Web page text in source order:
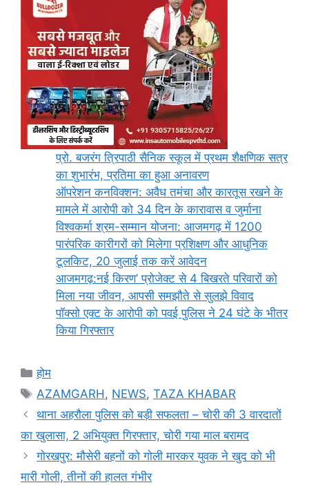
प्रो. बजरंग त्रिपाठी सैनिक स्कूल में प्रथम शैक्षणिक सत्र
का शुभारंभ, प्रतिमा का हुआ अनावरण
ऑपरेशन कनविक्शन: अवैध तमंचा और कारतूस रखने के
मामले में आरोपी को 34 दिन के कारावास व जुर्माना
विश्वकर्मा श्रम-सम्मान योजना: आजमगढ़ में 1200
पारंपरिक कारीगरों को मिलेगा प्रशिक्षण और आधुनिक
टूलकिट, 20 जुलाई तक करें आवेदन
आजमगढ़:नई किरण’ प्रोजेक्ट से 4 बिखरते परिवारों को
मिला नया जीवन, आपसी समझौते से सुलझे विवाद
पॉक्सो एक्ट के आरोपी को पवई पुलिस ने 24 घंटे के भीतर
किया गिरफ्तार
Categories
होम
Tags
AZAMGARH, NEWS,TAZA KHABAR
थाना अहरौला पुलिस को बड़ी सफलता – चोरी की 3 वारदातों
का खुलासा, 2 अभियुक्त गिरफ्तार, चोरी गया माल बरामद
गोरखपुर: मौसेरी बहनों को गोली मारकर युवक ने खुद को भी
मारी गोली, तीनों की हालत गंभीर